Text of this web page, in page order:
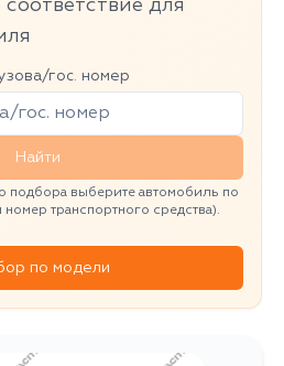
для
гос. номер
Найти
подбора выберите автомобиль по
транспортного средства).
по модели